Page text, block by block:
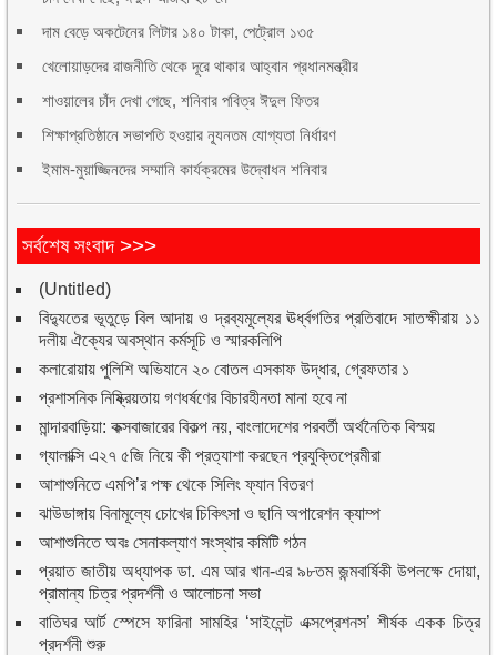
দাম বেড়ে অকটেনের লিটার ১৪০ টাকা, পেট্রোল ১৩৫
খেলোয়াড়দের রাজনীতি থেকে দূরে থাকার আহ্বান প্রধানমন্ত্রীর
শাওয়ালের চাঁদ দেখা গেছে, শনিবার পবিত্র ঈদুল ফিতর
শিক্ষাপ্রতিষ্ঠানে সভাপতি হওয়ার ন্যূনতম যোগ্যতা নির্ধারণ
ইমাম-মুয়াজ্জিনদের সম্মানি কার্যক্রমের উদ্বোধন শনিবার
সর্বশেষ সংবাদ >>>
(Untitled)
বিদ্যুতের ভূতুড়ে বিল আদায় ও দ্রব্যমূল্যের ঊর্ধ্বগতির প্রতিবাদে সাতক্ষীরায় ১১
দলীয় ঐক্যের অবস্থান কর্মসূচি ও স্মারকলিপি
কলারোয়ায় পুলিশি অভিযানে ২০ বোতল এসকাফ উদ্ধার, গ্রেফতার ১
প্রশাসনিক নিষ্ক্রিয়তায় গণধর্ষণের বিচারহীনতা মানা হবে না
মান্দারবাড়িয়া: কক্সবাজারের বিকল্প নয়, বাংলাদেশের পরবর্তী অর্থনৈতিক বিস্ময়
গ্যালাক্সি এ২৭ ৫জি নিয়ে কী প্রত্যাশা করছেন প্রযুক্তিপ্রেমীরা
আশাশুনিতে এমপি’র পক্ষ থেকে সিলিং ফ্যান বিতরণ
ঝাউডাঙ্গায় বিনামূল্যে চোখের চিকিৎসা ও ছানি অপারেশন ক্যাম্প
আশাশুনিতে অবঃ সেনাকল্যাণ সংস্থার কমিটি গঠন
প্রয়াত জাতীয় অধ্যাপক ডা. এম আর খান-এর ৯৮তম জন্মবার্ষিকী উপলক্ষে দোয়া,
প্রামান্য চিত্র প্রদর্শনী ও আলোচনা সভা
বাতিঘর আর্ট স্পেসে ফারিনা সামহির ‘সাইলেন্ট এক্সপ্রেশনস’ শীর্ষক একক চিত্র
প্রদর্শনী শুরু